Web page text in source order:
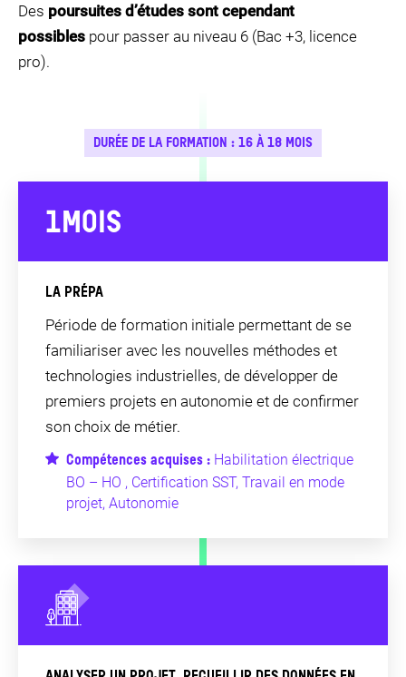
Des poursuites d’études sont cependant
possibles pour passer au niveau 6 (Bac +3, licence
pro).
DURÉE DE LA FORMATION : 16 À 18 MOIS
1MOIS
LA PRÉPA
Période de formation initiale permettant de se
familiariser avec les nouvelles méthodes et
technologies industrielles, de développer de
premiers projets en autonomie et de confirmer
son choix de métier.
Compétences acquises : Habilitation électrique
BO – HO , Certification SST, Travail en mode
projet, Autonomie